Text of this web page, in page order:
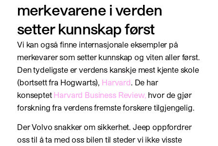
merkevarene i verden
setter kunnskap først
Vi kan også finne internasjonale eksempler på
merkevarer som setter kunnskap og viten aller først.
Den tydeligste er verdens kanskje mest kjente skole
(bortsett fra Hogwarts), Harvard. De har
konseptet Harvard Business Review, hvor de gjør
forskning fra verdens fremste forskere tilgjengelig.
Der Volvo snakker om sikkerhet. Jeep oppfordrer
oss til å ta med oss bilen til steder vi ikke visste